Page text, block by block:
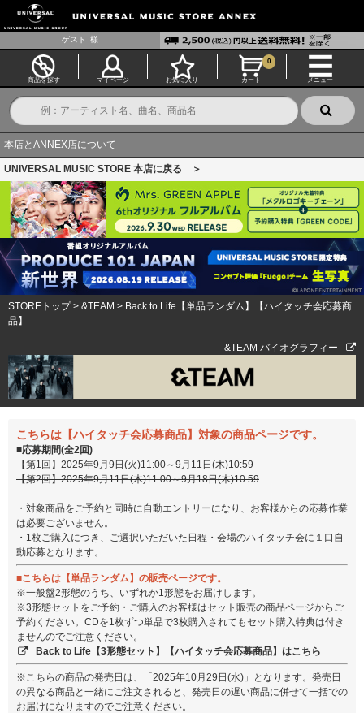
ゲスト 様
商品を探す マイページ お気に入り カート
0
メニュー
本店とANNEX店について
UNIVERSAL MUSIC STORE 本店に戻る ＞
STOREトップ> &TEAM > Back to Life【単品ランダム】【ハイタッチ会応募商
品】
&TEAM バイオグラフィー
こちらは【ハイタッチ会応募商品】対象の商品ページです。
■応募期間(全2回)
【第1回】2025年9月9日(火)11:00～9月11日(木)10:59
【第2回】2025年9月11日(木)11:00～9月18日(木)10:59
・対象商品をご予約と同時に自動エントリーになり、お客様からの応募作業
は必要ございません。
・1枚ご購入につき、ご選択いただいた日程・会場のハイタッチ会に１口自
動応募となります。
■こちらは【単品ランダム】の販売ページです。
※一般盤2形態のうち、いずれか1形態をお届けします。
※3形態セットをご予約・ご購入のお客様はセット販売の商品ページからご
予約ください。CDを1枚ずつ単品で3枚購入されてもセット購入特典は付き
ませんのでご注意ください。
Back to Life【3形態セット】【ハイタッチ会応募商品】はこちら
※こちらの商品の発売日は、「2025年10月29日(水)」となります。発売日
の異なる商品と一緒にご注文されると、発売日の遅い商品に併せて一括での
お届けになりますのでご注意ください。